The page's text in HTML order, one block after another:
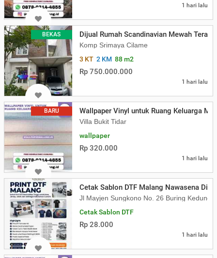
1 hari lalu
BEKAS Dijual Rumah Scandinavian Mewah
Komp Srimaya Cilame
3 KT 2 KM 88 m2
Rp 750.000.000
1 hari lalu
BARU Wallpaper Vinyl untuk Ruang Keluarga
Villa Bukit Tidar
wallpaper
Rp 320.000
1 hari lalu
Cetak Sablon DTF Malang Nawasena
Jl Mayjen Sungkono No. 26 Buring
Cetak Sablon DTF
Rp 28.000
1 hari lalu